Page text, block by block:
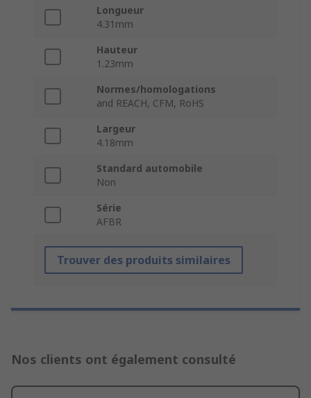
Longueur
4.31mm
Hauteur
1.23mm
Normes/homologations
and REACH, CFM, RoHS
Largeur
4.18mm
Standard automobile
Non
Série
AFBR
Trouver des produits similaires
Nos clients ont également consulté